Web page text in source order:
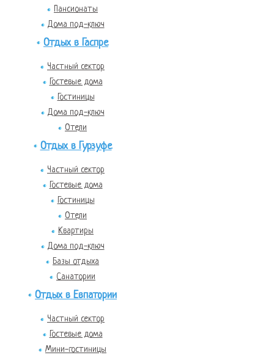
Пансионаты
Дома под-ключ
Отдых в Гаспре
Частный сектор
Гостевые дома
Гостиницы
Дома под-ключ
Отели
Отдых в Гурзуфе
Частный сектор
Гостевые дома
Гостиницы
Отели
Квартиры
Дома под-ключ
Базы отдыха
Санатории
Отдых в Евпатории
Частный сектор
Гостевые дома
Мини-гостиницы